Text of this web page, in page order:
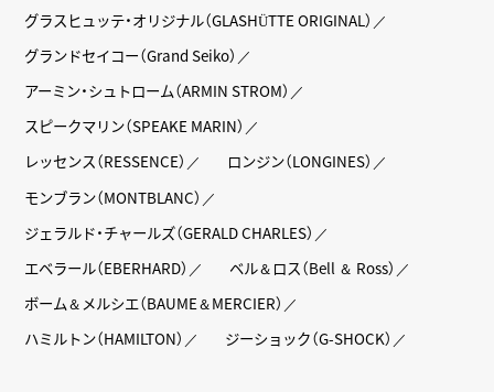
グラスヒュッテ・オリジナル（GLASHÜTTE ORIGINAL）
グランドセイコー（Grand Seiko）
アーミン・シュトローム（ARMIN STROM）
スピークマリン（SPEAKE MARIN）
レッセンス（RESSENCE）
ロンジン（LONGINES）
モンブラン（MONTBLANC）
ジェラルド・チャールズ（GERALD CHARLES）
エベラール（EBERHARD）
ベル＆ロス（Bell ＆ Ross）
ボーム＆メルシエ（BAUME＆MERCIER）
ハミルトン（HAMILTON）
ジーショック（G-SHOCK）